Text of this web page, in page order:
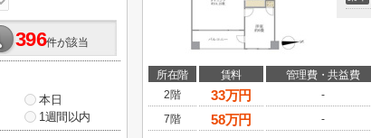
所在階 賃料 管理費・共益費
2階
33万円 -
7階
58万円 -
396件が該当
本日
1週間以内